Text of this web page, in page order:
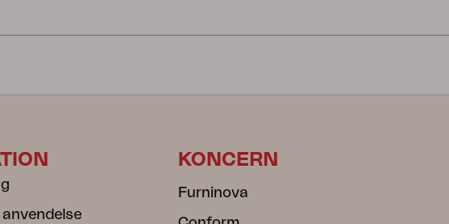
KONCERN
Furninova